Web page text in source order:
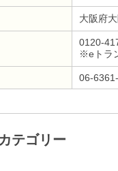
大阪府
0120-
※eトラ
06-
テゴリー